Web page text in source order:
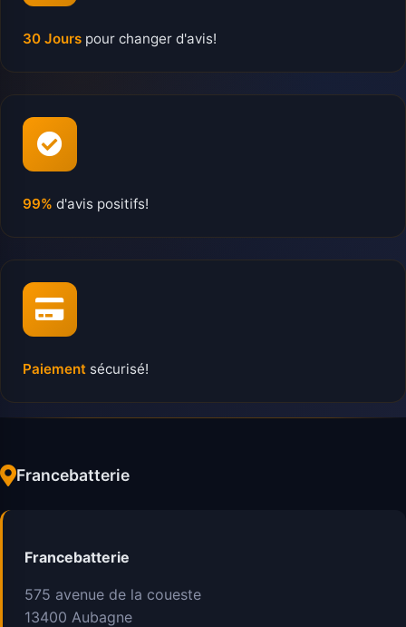
30 Jours pour changer d'avis!
99% d'avis positifs!
Paiement sécurisé!
Francebatterie
Francebatterie
575 avenue de la coueste
13400 Aubagne